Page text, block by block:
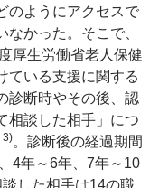
のようにアクセスで
かった。そこで、
厚生労働省老人保健
ている支援に関する
診断時やその後、認
相談した相手」につ
3)。診断後の経過期間
4年～6年、7年～10